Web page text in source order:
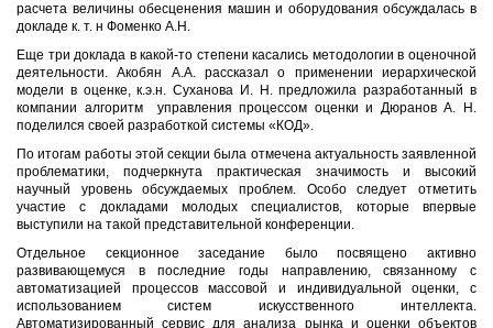
расчета величины обесценения машин и оборудования обсуждалась в
докладе к. т. н Фоменко А.Н.
Еще три доклада в какой-то степени касались методологии в оценочной
деятельности. Акобян А.А. рассказал о применении иерархической
модели в оценке, к.э.н. Суханова И. Н. предложила разработанный в
компании алгоритм управления процессом оценки и Дюранов А. Н.
поделился своей разработкой системы «КОД».
По итогам работы этой секции была отмечена актуальность заявленной
проблематики, подчеркнута практическая значимость и высокий
научный уровень обсуждаемых проблем. Особо следует отметить
участие с докладами молодых специалистов, которые впервые
выступили на такой представительной конференции.
Отдельное секционное заседание было посвящено активно
развивающемуся в последние годы направлению, связанному с
автоматизацией процессов массовой и индивидуальной оценки, с
использованием систем искусственного интеллекта.
Автоматизированный сервис для анализа рынка и оценки объектов